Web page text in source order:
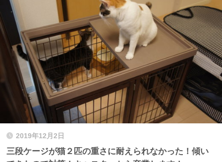
2019年12月2日
三段ケージが猫２匹の重さに耐えられなかった！傾い